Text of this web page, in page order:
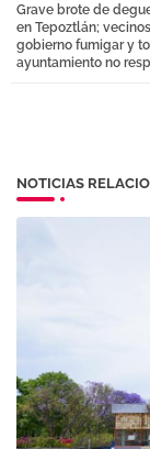
Grave brote de
en Tepoztlán;
gobierno fumigar y
ayuntamiento no
NOTICIAS